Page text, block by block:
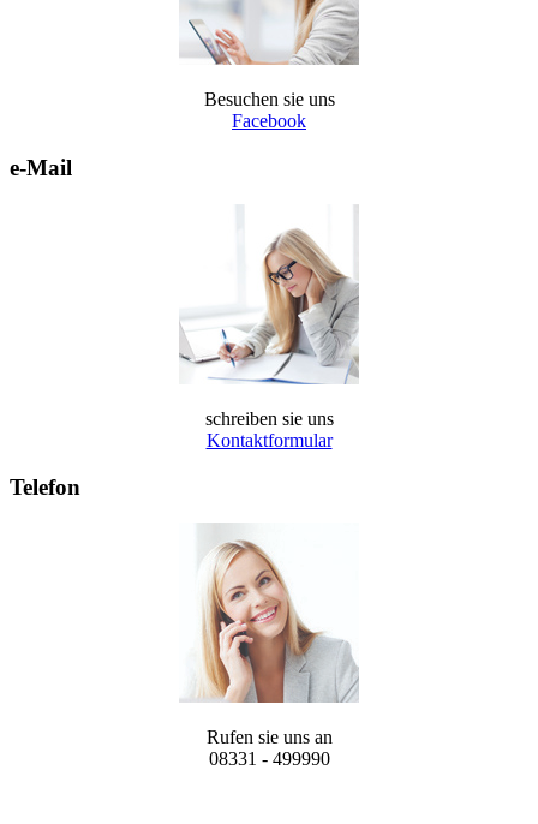
Besuchen sie uns
Facebook
e-Mail
schreiben sie uns
Kontaktformular
Telefon
Rufen sie uns an
08331 - 499990